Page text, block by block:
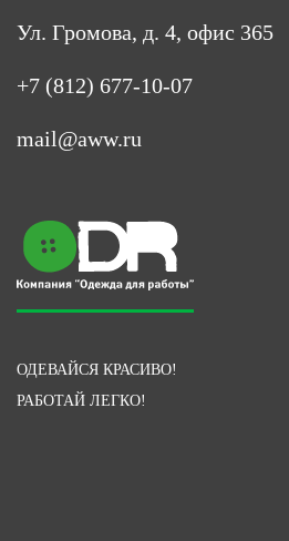
Ул. Громова, д. 4, офис 365
+7 (812) 677-10-07
mail@aww.ru
ОДЕВАЙСЯ КРАСИВО!
РАБОТАЙ ЛЕГКО!